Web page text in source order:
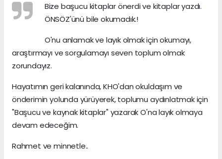
Bize başucu kitaplar önerdi ve kitaplar yazdı.
ÖNSÖZ'ünü bile okumadık.!
O'nu anlamak ve layık olmak için okumayı,
araştırmayı ve sorgulamayı seven toplum olmak
zorundayız.
Hayatımın geri kalanında, KHO'dan okuldaşım ve
önderimin yolunda yürüyerek, toplumu aydınlatmak için
"Başucu ve kaynak kitaplar" yazarak O'na layık olmaya
devam edeceğim.
Rahmet ve minnetle..